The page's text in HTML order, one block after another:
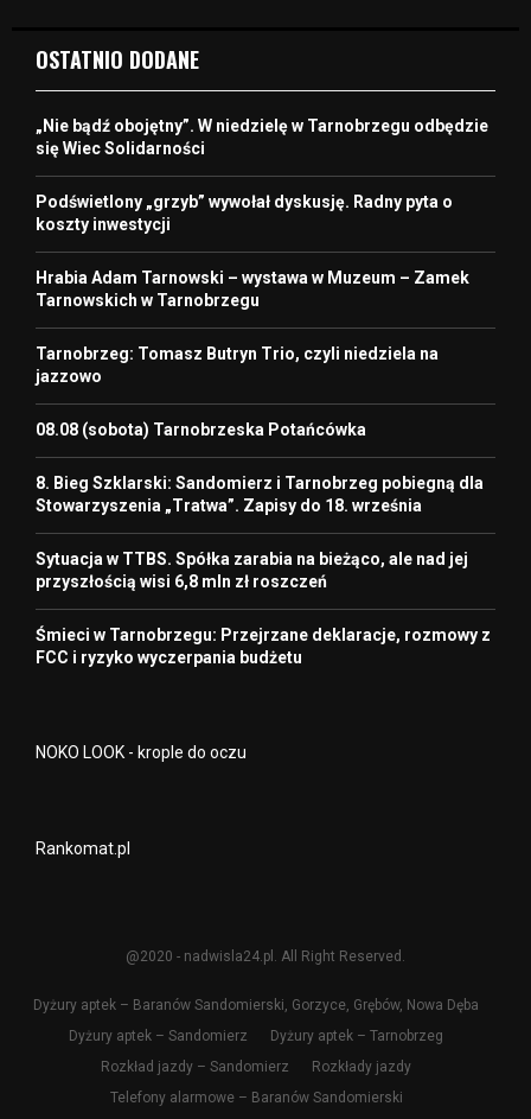
OSTATNIO DODANE
„Nie bądź obojętny”. W niedzielę w Tarnobrzegu odbędzie
się Wiec Solidarności
Podświetlony „grzyb” wywołał dyskusję. Radny pyta o
koszty inwestycji
Hrabia Adam Tarnowski – wystawa w Muzeum – Zamek
Tarnowskich w Tarnobrzegu
Tarnobrzeg: Tomasz Butryn Trio, czyli niedziela na
jazzowo
08.08 (sobota) Tarnobrzeska Potańcówka
8. Bieg Szklarski: Sandomierz i Tarnobrzeg pobiegną dla
Stowarzyszenia „Tratwa”. Zapisy do 18. września
Sytuacja w TTBS. Spółka zarabia na bieżąco, ale nad jej
przyszłością wisi 6,8 mln zł roszczeń
Śmieci w Tarnobrzegu: Przejrzane deklaracje, rozmowy z
FCC i ryzyko wyczerpania budżetu
NOKO LOOK - krople do oczu
Rankomat.pl
@2020 - nadwisla24.pl. All Right Reserved.
Dyżury aptek – Baranów Sandomierski, Gorzyce, Grębów, Nowa Dęba
Dyżury aptek – Sandomierz
Dyżury aptek – Tarnobrzeg
Rozkład jazdy – Sandomierz
Rozkłady jazdy
Telefony alarmowe – Baranów Sandomierski